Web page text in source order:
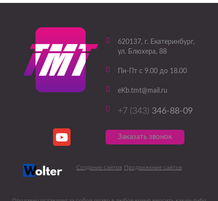
620137, г. Екатеринбург,
ул. Блюхера, 88
Пн-Пт с 9.00 до 18.00
eKb.tmt@mail.ru
+7 (343) 346-88-09
Заказать звонок
Создание сайтов Продвижение сайтов